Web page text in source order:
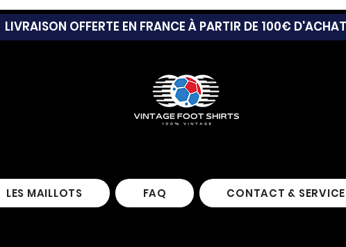
LIVRAISON OFFERTE EN FRANCE À PARTIR DE 100€
LES MAILLOTS FAQ CONTACT &